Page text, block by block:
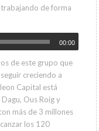
de forma
00:00
de este grupo que
creciendo a
Capital está
Ous Roig y
más de 3 millones
los 120